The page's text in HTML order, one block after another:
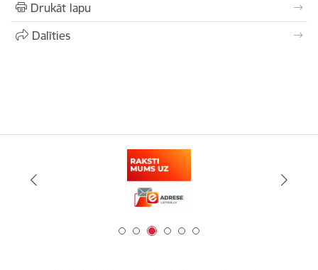
Drukāt lapu
Dalīties